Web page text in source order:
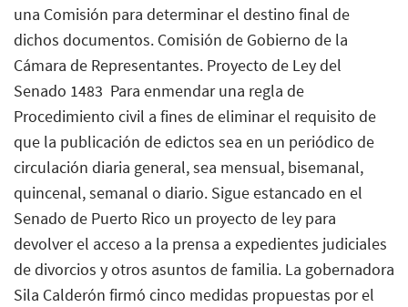
una Comisión para determinar el destino final de
dichos documentos. Comisión de Gobierno de la
Cámara de Representantes. Proyecto de Ley del
Senado 1483  Para enmendar una regla de
Procedimiento civil a fines de eliminar el requisito de
que la publicación de edictos sea en un periódico de
circulación diaria general, sea mensual, bisemanal,
quincenal, semanal o diario. Sigue estancado en el
Senado de Puerto Rico un proyecto de ley para
devolver el acceso a la prensa a expedientes judiciales
de divorcios y otros asuntos de familia. La gobernadora
Sila Calderón firmó cinco medidas propuestas por el